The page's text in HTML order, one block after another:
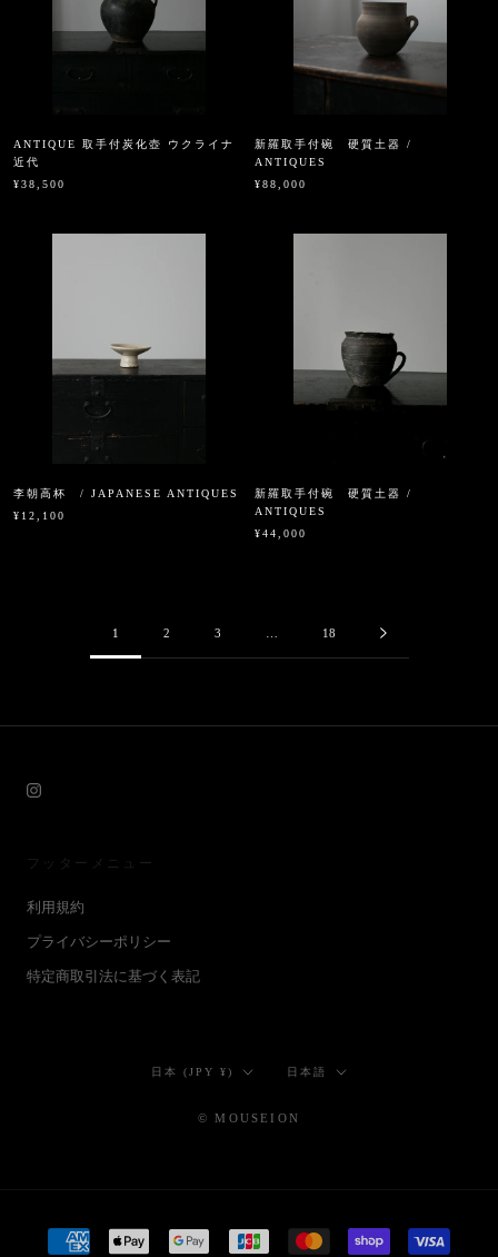
ANTIQUE 取手付炭化壺 ウクライナ
近代
¥38,500
新羅取手付碗 硬質土器 /
ANTIQUES
¥88,000
李朝高杯 / JAPANESE ANTIQUES
¥12,100
新羅取手付碗 硬質土器 /
ANTIQUES
¥44,000
1 2 3 18
フッターメニュー
利用規約
プライバシーポリシー
特定商取引法に基づく表記
国/
日本 (JPY ¥)
言
日本語
© MOUSEION